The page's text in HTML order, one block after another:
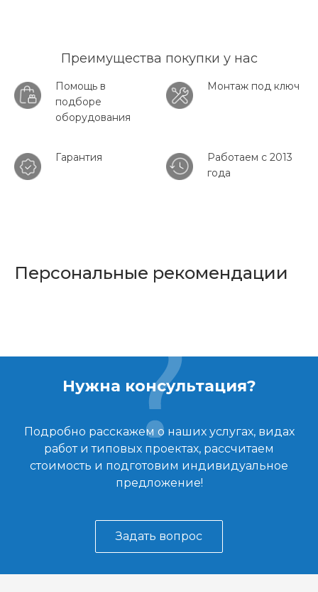
Преимущества покупки у нас
Помощь в
подборе
оборудования
Монтаж под ключ
Гарантия
Работаем с 2013
года
Персональные рекомендации
Нужна консультация?
Подробно расскажем о наших услугах, видах
работ и типовых проектах, рассчитаем
стоимость и подготовим индивидуальное
предложение!
Задать вопрос